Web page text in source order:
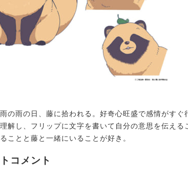
の雨の日、藤に拾われる。好奇心旺盛で感情がすぐ
解し、フリップに文字を書いて自分の意思を伝え
ことと藤と一緒にいることが好き。
コメント